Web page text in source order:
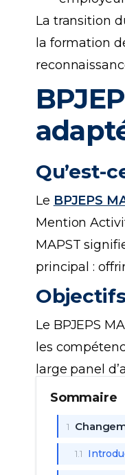
La transition
la formation
Qu’est-
Le BPJEPS
Mention
MAPST
principal :
Le BPJEPS
les
large panel
Par rapport au
Une
Sommaire
1
1.1